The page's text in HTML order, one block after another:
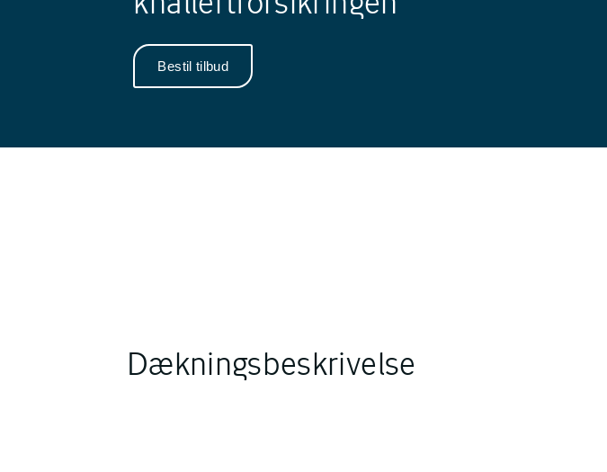
Bestil tilbud
Dækningsbeskrivelse